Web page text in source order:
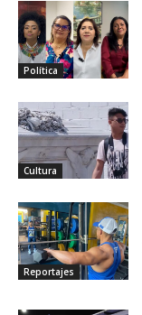
Política
Cultura
Reportajes